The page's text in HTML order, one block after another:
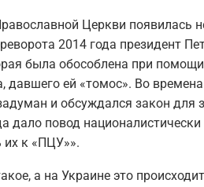
Церкви появилась
2014 года президент
была обособлена при
давшего ей «томос». Во
и обсуждался закон для
дало повод
их к «ПЦУ»».
а на Украине это